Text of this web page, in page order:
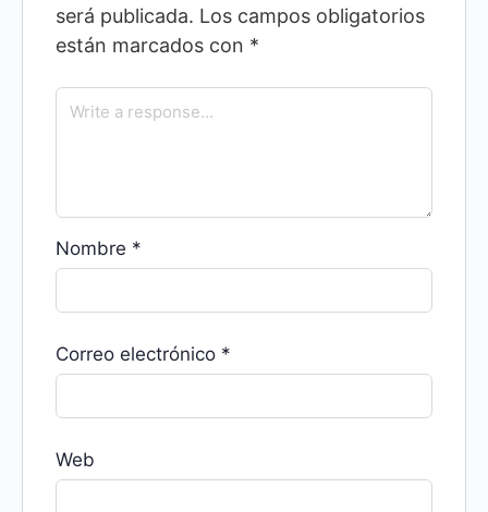
será publicada. Los campos obligatorios
están marcados con *
Nombre *
Correo electrónico *
Web